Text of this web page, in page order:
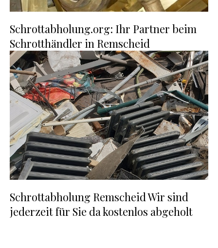
Schrottabholung.org: Ihr Partner beim
Schrotthändler in Remscheid
Schrottabholung Remscheid Wir sind
jederzeit für Sie da kostenlos abgeholt